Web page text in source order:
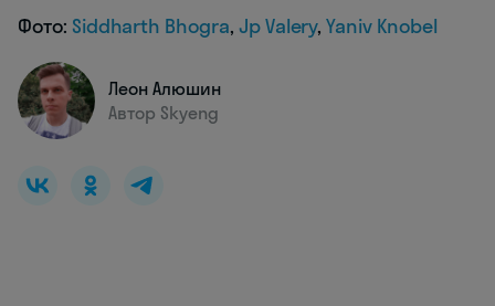
Фото: Siddharth Bhogra, Jp Valery,Yaniv Knobel
Леон Алюшин
Автор Skyeng